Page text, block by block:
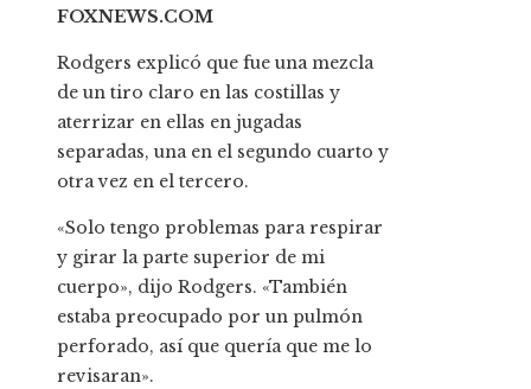
FOXNEWS.COM
Rodgers explicó que fue una mezcla
de un tiro claro en las costillas y
aterrizar en ellas en jugadas
separadas, una en el segundo cuarto y
otra vez en el tercero.
«Solo tengo problemas para respirar
y girar la parte superior de mi
cuerpo», dijo Rodgers. «También
estaba preocupado por un pulmón
perforado, así que quería que me lo
revisaran».